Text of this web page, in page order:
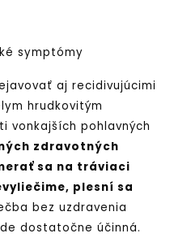
symptómy
aj recidivujúcimi
hrudkovitým
vonkajších pohlavných
zdravotných
sa na tráviaci
plesní sa
bez uzdravenia
dostatočne účinná.